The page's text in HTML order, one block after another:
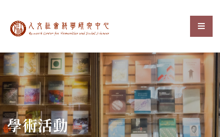
中央研究院人文社會科選
:::
學術活動